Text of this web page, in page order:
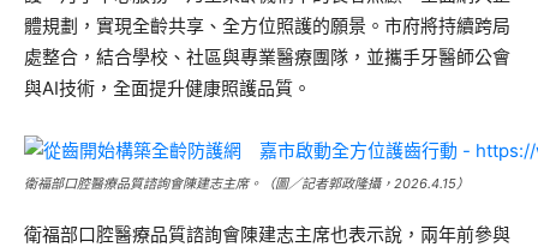
體規劃，實現全齡共享、全方位照護的願景。市府將持續跨局
處整合，結合學校、社區與專業醫療團隊，並攜手牙醫師公會
與AI技術，全面提升健康照護品質。
衛福部口腔醫療品質諮詢會陳建志主席。（圖／記者郭政隆攝，2026.4.15）
衛福部口腔醫療品質諮詢會陳建志主席也表示說，兩年前參與